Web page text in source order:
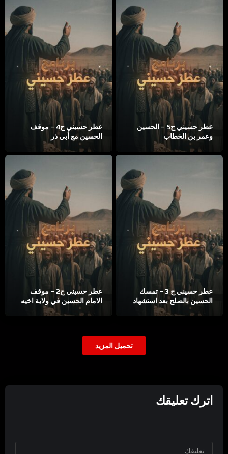
عطر حسيني ح5 – الحسين
وعمر بن الخطاب
عطر حسيني ح4 – موقف
الحسين مع أبي ذر
عطر حسيني ح 3 – تمسك
الحسين بالصلح بعد استشهاد
اخيه الحسن
عطر حسيني ح2 – موقف
الامام الحسين في ولاية اخيه
تحميل المزيد
اترك تعليقك